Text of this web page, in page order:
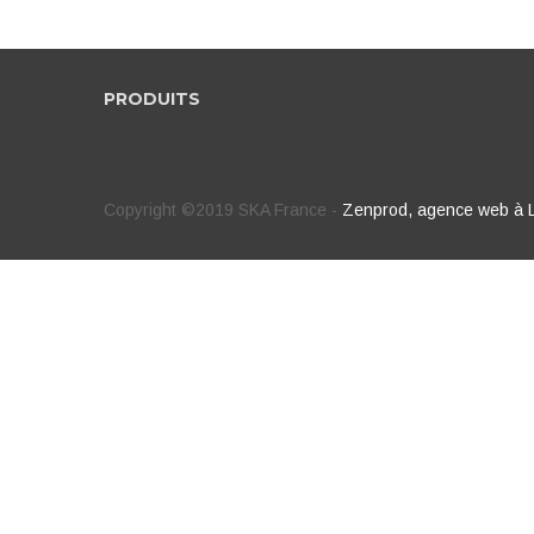
PRODUITS
Copyright ©2019 SKA France - Zenprod, agence web à